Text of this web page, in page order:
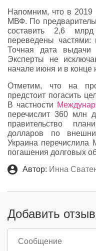
Напомним, что в 2019
МВФ. По
составить 2,6
переведены
Точная дата выдачи
Эксперты не
начале июня и в конце
Отметим, что на
предстоит погасить
В частности
перечислит 360 млн
правительство
долларов по
Украина
погашения долговых
Автор: Инна
Добавить отзыв